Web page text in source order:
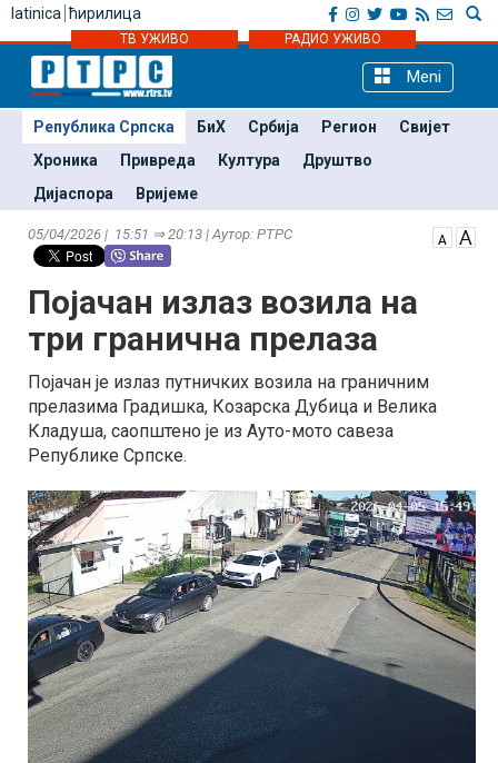
latinica ћирилица
ТВ УЖИВО РАДИО УЖИВО
Meni
Република Српска БиХ Србија Регион
Свијет
Хроника
Привреда Култура
Друштво
Дијаспора
Вријеме
05/04/2026 | 15:51 ⇒ 20:13 | Аутор: РТРС
Појачан излаз возила на
три гранична прелаза
Појачан је излаз путничких возила на граничним
прелазима Градишка, Козарска Дубица и Велика
Кладуша, саопштено је из Ауто-мото савеза
Републике Српске.